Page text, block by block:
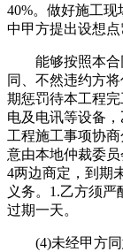
40%。做好施工
中甲方提出设想点
能够按照本合
同、不然违约方
期惩罚待本工程
电及电讯等设备
工程施工事项协
意由本地仲裁委
4两边商定，到期
义务。1.乙方须
过期一天。
(4)未经甲方同